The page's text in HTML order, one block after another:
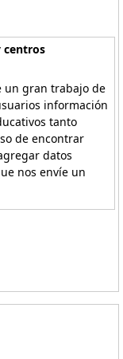
centros
un gran trabajo de
información
tanto
de encontrar
datos
nos envíe un